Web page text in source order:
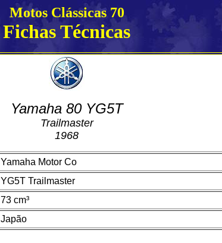
Motos Clássicas 70
Fichas Técnicas
Yamaha 80 YG5T
Trailmaster
1968
Yamaha Motor Co
YG5T Trailmaster
73 cm³
Japão